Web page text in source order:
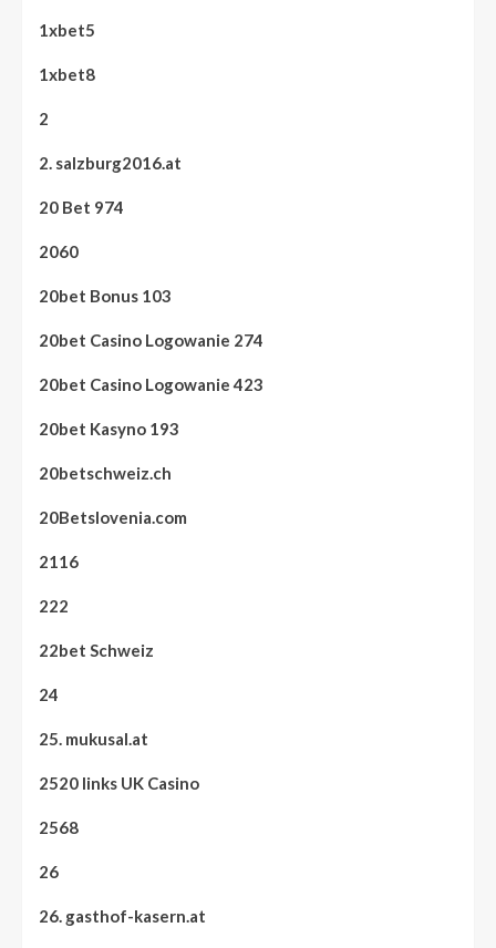
1xbet5
1xbet8
2
2. salzburg2016.at
20 Bet 974
2060
20bet Bonus 103
20bet Casino Logowanie 274
20bet Casino Logowanie 423
20bet Kasyno 193
20betschweiz.ch
20Betslovenia.com
2116
222
22bet Schweiz
24
25. mukusal.at
2520 links UK Casino
2568
26
26. gasthof-kasern.at